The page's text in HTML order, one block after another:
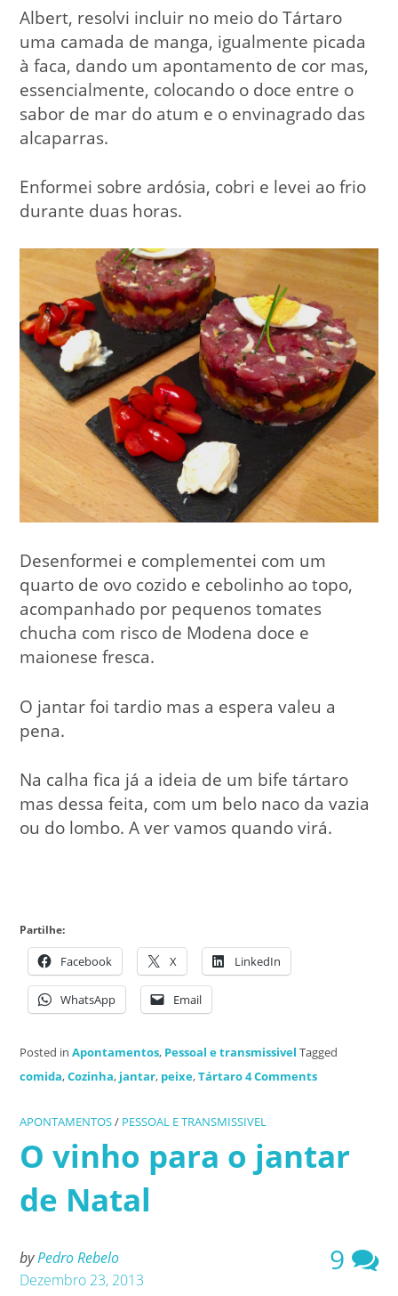
Albert, resolvi incluir no meio do Tártaro
uma camada de manga, igualmente picada
à faca, dando um apontamento de cor mas,
essencialmente, colocando o doce entre o
sabor de mar do atum e o envinagrado das
alcaparras.
Enformei sobre ardósia, cobri e levei ao frio
durante duas horas.
Desenformei e complementei com um
quarto de ovo cozido e cebolinho ao topo,
acompanhado por pequenos tomates
chucha com risco de Modena doce e
maionese fresca.
O jantar foi tardio mas a espera valeu a
pena.
Na calha fica já a ideia de um bife tártaro
mas dessa feita, com um belo naco da vazia
ou do lombo. A ver vamos quando virá.
Partilhe:
Facebook X LinkedIn
WhatsApp Email
Posted inApontamentos, Pessoal e transmissivel Tagged
comida,Cozinha, jantar, peixe,Tártaro4 Comments
APONTAMENTOS/ PESSOAL E TRANSMISSIVEL
O vinho para o jantar
de Natal
byPedro Rebelo
Dezembro 23, 2013
9